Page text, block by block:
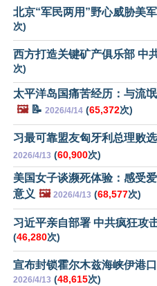
北京“军民两用”野心威胁美
次)
西方打造关键矿产俱乐部 中
次)
太平洋岛国痛苦经历：与流
🖼️📝 2026/4/14 (65,372次)
习最可靠盟友匈牙利总理败选
2026/4/13 (60,900次)
美国女子谈濒死体验：感受
意义 🖼️ 2026/4/13 (68,577次)
习近平亲自部署 中共疯狂攻
(46,280次)
宣布封锁霍尔木兹海峡伊港
2026/4/13 (48,615次)